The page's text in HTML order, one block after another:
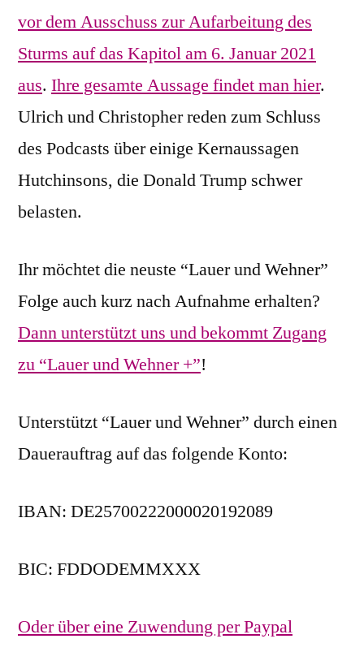
vor dem Ausschuss zur Aufarbeitung des
Sturms auf das Kapitol am 6. Januar 2021
aus. Ihre gesamte Aussage findet man hier.
Ulrich und Christopher reden zum Schluss
des Podcasts über einige Kernaussagen
Hutchinsons, die Donald Trump schwer
belasten.
Ihr möchtet die neuste “Lauer und Wehner”
Folge auch kurz nach Aufnahme erhalten?
Dann unterstützt uns und bekommt Zugang
zu “Lauer und Wehner +”!
Unterstützt “Lauer und Wehner” durch einen
Dauerauftrag auf das folgende Konto:
IBAN: DE25700222000020192089
BIC: FDDODEMMXXX
Oder über eine Zuwendung per Paypal